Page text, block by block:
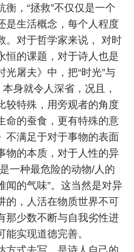
衡，“拯救”不仅仅是一个
是生活概念，每个人程度
。对于哲学家来说， 对时
恒的课题，对于诗人也是
光屠夫》中，把“时光”与
本身就令人深省，况且，
较特殊，用旁观者的角度
命的蚕食，更有特殊的意
不满足于对于事物的表面
物的本质，对于人性的异
一种最危险的动物/人的
闻的气味”。这当然是对异
的，人活在物质世界不可
那少数不断与自我劣性进
实现道德完善。